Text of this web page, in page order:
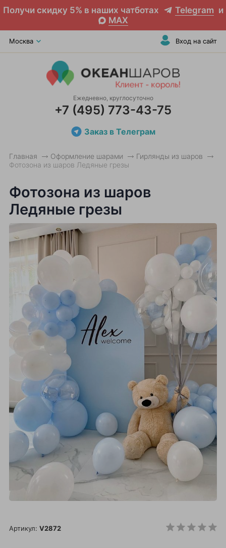
Получи скидку 5% в наших чатботах Telegram и
MAX
Москва Вход на сайт
Ежедневно, круглосуточно
+7 (495) 773-43-75
Заказ в Телеграм
Главная Оформление шарами
Гирлянды из шаров
Фотозона из шаров Ледяные грезы
Фотозона из шаров
Ледяные грезы
Артикул: V2872